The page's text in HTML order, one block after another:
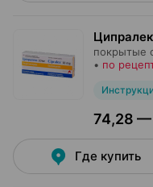
покрытые
• по
74,28 —
Где купить